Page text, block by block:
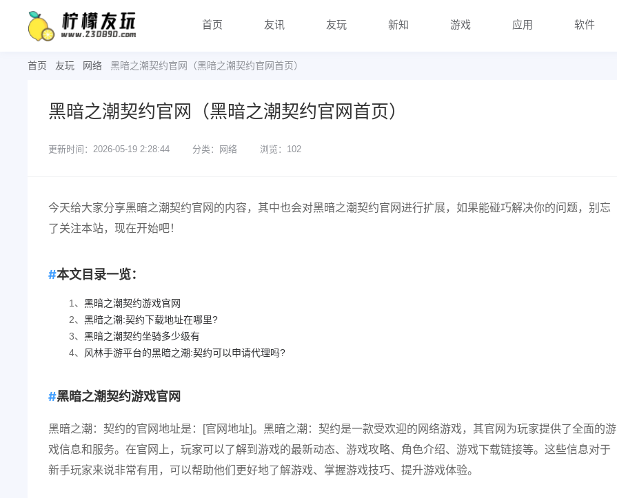
首页 友讯 友玩 新知 游戏 应用 软件
首页 友玩 网络 黑暗之潮契约官网（黑暗之潮契约官网首页）
黑暗之潮契约官网（黑暗之潮契约官网首页）
更新时间：2026-05-19 2:28:44 分类：网络 浏览：102
今天给大家分享黑暗之潮契约官网的内容，其中也会对黑暗之潮契约官网进行扩展，如果能碰巧解决你的问题，别忘
了关注本站，现在开始吧！
本文目录一览：
1、 黑暗之潮契约游戏官网
2、 黑暗之潮:契约下载地址在哪里?
3、 黑暗之潮契约坐骑多少级有
4、 风林手游平台的黑暗之潮:契约可以申请代理吗?
黑暗之潮契约游戏官网
黑暗之潮：契约的官网地址是：[官网地址]。黑暗之潮：契约是一款受欢迎的网络游戏，其官网为玩家提供了全面的游
戏信息和服务。在官网上，玩家可以了解到游戏的最新动态、游戏攻略、角色介绍、游戏下载链接等。这些信息对于
新手玩家来说非常有用，可以帮助他们更好地了解游戏、掌握游戏技巧、提升游戏体验。